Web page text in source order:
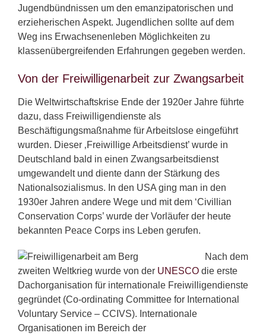
Jugendbündnissen um den emanzipatorischen und
erzieherischen Aspekt. Jugendlichen sollte auf dem
Weg ins Erwachsenenleben Möglichkeiten zu
klassenübergreifenden Erfahrungen gegeben werden.
Von der Freiwilligenarbeit zur Zwangsarbeit
Die Weltwirtschaftskrise Ende der 1920er Jahre führte
dazu, dass Freiwilligendienste als
Beschäftigungsmaßnahme für Arbeitslose eingeführt
wurden. Dieser ‚Freiwillige Arbeitsdienst’ wurde in
Deutschland bald in einen Zwangsarbeitsdienst
umgewandelt und diente dann der Stärkung des
Nationalsozialismus. In den USA ging man in den
1930er Jahren andere Wege und mit dem ‘Civillian
Conservation Corps’ wurde der Vorläufer der heute
bekannten Peace Corps ins Leben gerufen.
Nach dem
zweiten Weltkrieg wurde von der UNESCO die erste
Dachorganisation für internationale Freiwilligendienste
gegründet (Co-ordinating Committee for International
Voluntary Service – CCIVS). Internationale
Organisationen im Bereich der